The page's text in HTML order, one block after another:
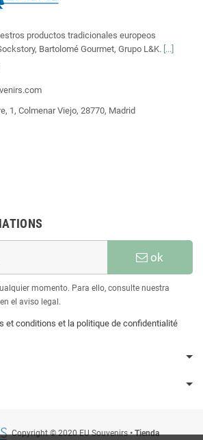
productos tradicionales europeos
Bartolomé Gourmet, Grupo L&K. [...]
1, Colmenar Viejo, 28770, Madrid
ok
momento. Para ello, consulte nuestra
el aviso legal.
et conditions et la politique de confidentialité
Copyright © 2020 EU Souvenirs• Tienda